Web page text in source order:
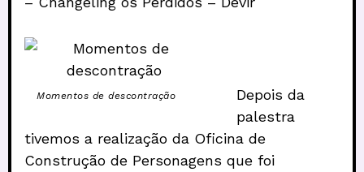
Momentos de descontração
Depois da
palestra
tivemos a realização da Oficina de
Construção de Personagens que foi